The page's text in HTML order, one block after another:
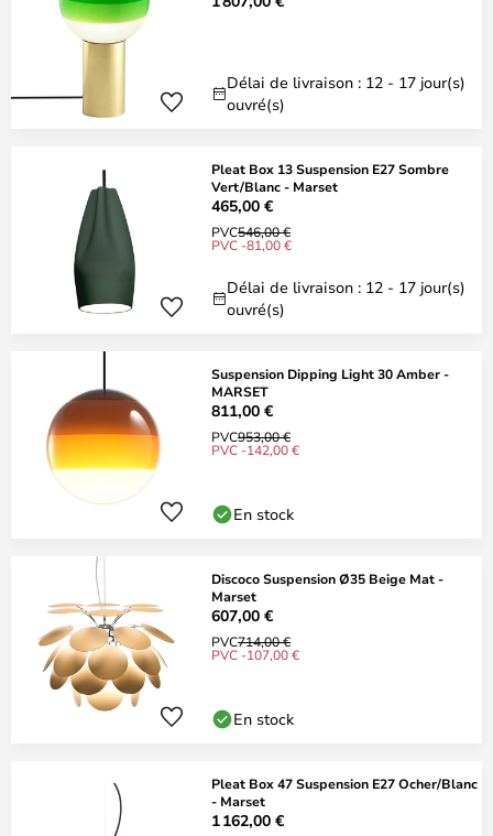
Délai de livraison : 12 - 17 jour(s)
ouvré(s)
Pleat Box 13 Suspension E27 Sombre
Vert/Blanc - Marset
465,00 €
PVC546,00 €
PVC -81,00 €
Délai de livraison : 12 - 17 jour(s)
ouvré(s)
Suspension Dipping Light 30 Amber -
MARSET
811,00 €
PVC953,00 €
PVC -142,00 €
En stock
Discoco Suspension Ø35 Beige Mat -
Marset
607,00 €
PVC714,00 €
PVC -107,00 €
En stock
Pleat Box 47 Suspension E27 Ocher/Blanc
- Marset
1 162,00 €